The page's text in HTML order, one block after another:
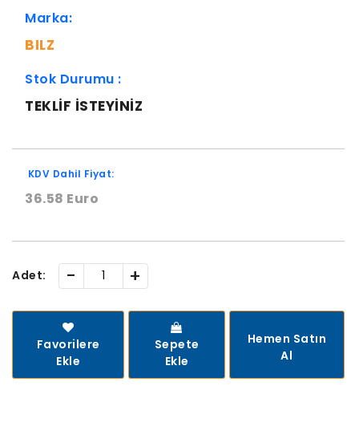
Marka:
BILZ
Stok Durumu :
TEKLIF ISTEYINIZ
KDV Dahil Fiyat:
36.58 Euro
Adet: - +
Favorilere
Ekle
Sepete
Ekle
Hemen Satın
Al